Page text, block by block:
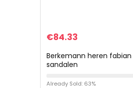
€84.33
Berkemann heren fabian
sandalen
Already Sold: 63%